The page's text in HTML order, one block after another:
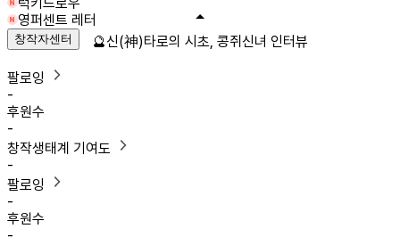
영퍼센트 레터
창작자센터
팔로잉
-
후원수
-
창작생태계 기여도
-
팔로잉
-
후원수
-
🔮신(神)타로의 시초, 콩쥐신녀 인터뷰